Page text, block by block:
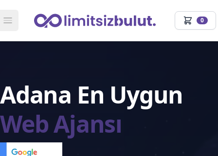
LB
Limitsiz Bulut 0
Adana En Uygun
Web Ajansı